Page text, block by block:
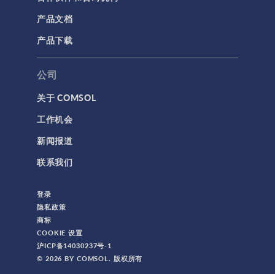
产品文档
产品下载
公司
关于 COMSOL
工作机会
新闻报道
联系我们
登录
隐私政策
商标
COOKIE 设置
沪ICP备14030237号-1
© 2026 BY COMSOL. 版权所有